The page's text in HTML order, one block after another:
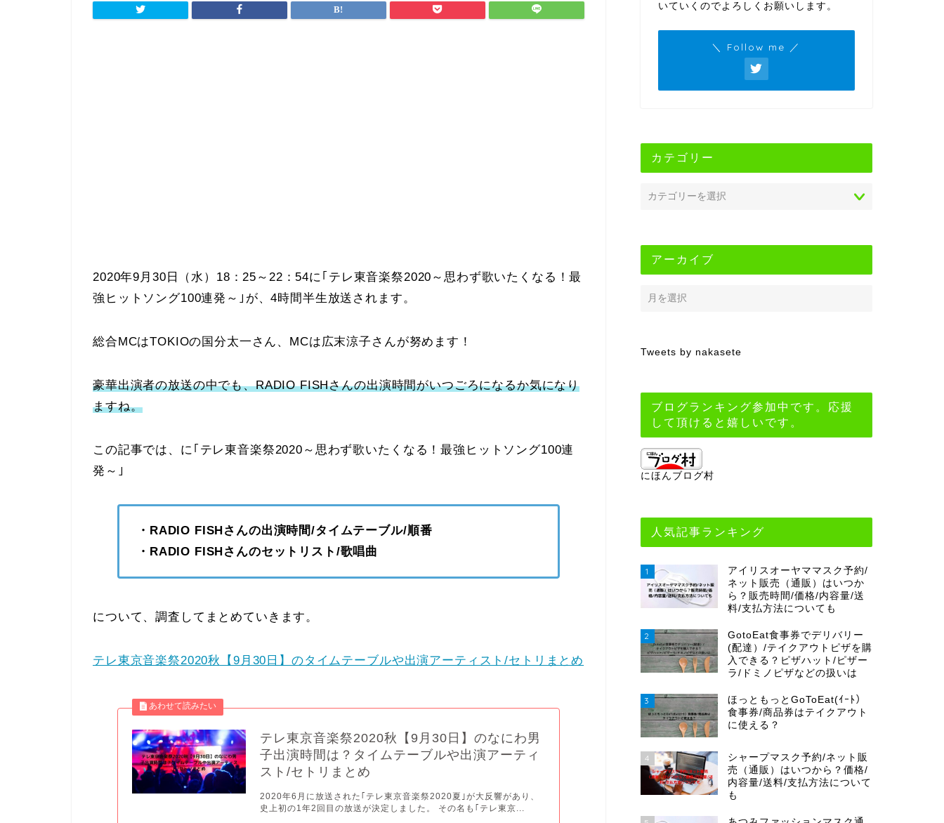
2020年9月30日（水）18：25～22：54に｢テレ東音楽祭2020～思わず歌いたくなる！最
強ヒットソング100連発～｣が、4時間半生放送されます。
総合MCはTOKIOの国分太一さん、MCは広末涼子さんが努めます！
豪華出演者の放送の中でも、RADIO FISHさんの出演時間がいつごろになるか気になり
ますね。
この記事では、に｢テレ東音楽祭2020～思わず歌いたくなる！最強ヒットソング100連
発～｣
・RADIO FISHさんの出演時間/タイムテーブル/順番
・RADIO FISHさんのセットリスト/歌唱曲
について、調査してまとめていきます。
テレ東京音楽祭2020秋【9月30日】のタイムテーブルや出演アーティスト/セトリまとめ
テレ東京音楽祭2020秋【9月30日】のなにわ男
子出演時間は？タイムテーブルや出演アーティ
スト/セトリまとめ
2020年6月に放送された｢テレ東京音楽祭2020夏｣が大反響があり、
史上初の1年2回目の放送が決定しました。 その名も｢テレ東京...
いていくのでよろしくお願いします。
＼ Follow me ／
カテゴリー
アーカイブ
Tweets by nakasete
ブログランキング参加中です。応援
して頂けると嬉しいです。
にほんブログ村
人気記事ランキング
1
アイリスオーヤママスク予約/
ネット販売（通販）はいつか
ら？販売時間/価格/内容量/送
料/支払方法についても
2
GotoEat食事券でデリバリー
(配達）/テイクアウトピザを購
入できる？ピザハット/ピザー
ラ/ドミノピザなどの扱いは
3
ほっともっとGoToEat(ｲｰﾄ）
食事券/商品券はテイクアウト
に使える？
4
シャープマスク予約/ネット販
売（通販）はいつから？価格/
内容量/送料/支払方法について
も